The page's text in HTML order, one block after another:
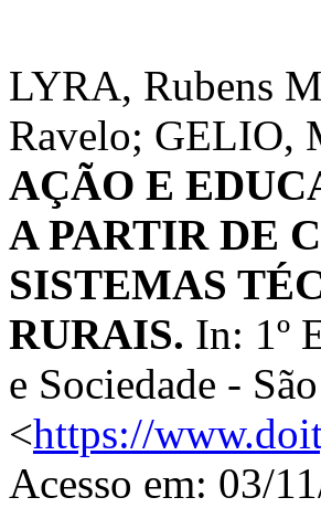
LYRA, Rubens
Ravelo; GELIO,
AÇÃO E
A PARTIR DE
SISTEMAS
RURAIS. In: 1º
e Sociedade -
<https://
Acesso em: 03/